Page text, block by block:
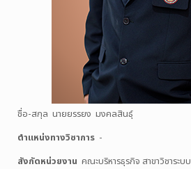
ชื่อ-สกุล นายยรรยง มงคลสินธุ์
ตำแหน่งทางวิชาการ -
สังกัดหน่วยงาน คณะบริหารธุรกิจ สาขาวิชาระบ